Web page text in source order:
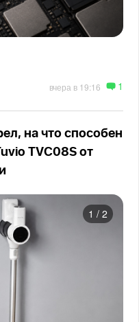
вчера в 19:16 1
на что способен
TVC08S от
1 / 2